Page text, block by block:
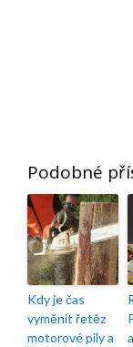
Podobné
Kdy je čas
vyměnit řetěz
motorové pily a